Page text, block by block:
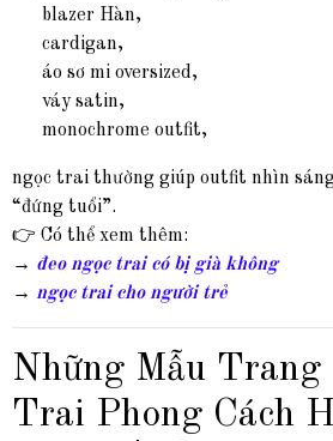
blazer Hàn,
cardigan,
áo sơ mi oversized,
váy satin,
monochrome outfit,
ngọc trai thường giúp outfit nhìn
“đứng tuổi”.
👉 Có thể xem thêm:
→ đeo ngọc trai có bị già không
→ ngọc trai cho người trẻ
Những Mẫu Trang
Trai Phong Cách